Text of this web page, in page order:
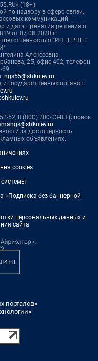
(18+)
по надзору в сфере связи,
коммуникаций
и дата принятия решения о
от 07.08.2020 г.
"ИНТЕРНЕТ
Алексеевна
25, офис 402, телефон
69
ngs55@shkulev.ru
государственных органов:
52, 8 (800) 200-03-83 (звонок
за достоверность
объявлениях.
cookies
«Подписка без баннерной
персональных данных и
сайта
порталов»